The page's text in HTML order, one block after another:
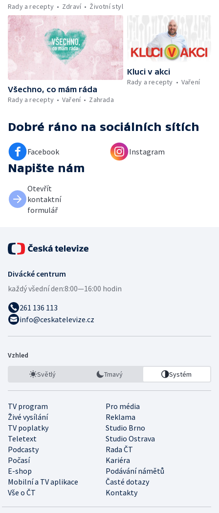
Umělecký festival Pohoda 2026 —
Vyhodnocení ankety + ČT tipy —
Vyhodnocení divácké soutěže — Práce
záchranářů v létě
Rady a recepty
Zdraví Životní styl
Všechno, co mám ráda
Rady a recepty
Vaření Zahrada
Kluci v akci
Rady a recepty
Vaření
Dobré ráno na sociálních sítích
Facebook Instagram
Napište nám
Otevřít
kontaktní
formulář
Divácké centrum
každý všední den:8:00—16:00 hodin
261 136 113
info@ceskatelevize.cz
Vzhled
Světlý Tmavý Systém
TV program
Pro média
Živé vysílání
Reklama
TV poplatky
Studio Brno
Teletext
Studio Ostrava
Podcasty
Rada ČT
Počasí
Kariéra
E-shop
Podávání námětů
Mobilní a TV aplikace
Časté dotazy
Vše o ČT
Kontakty